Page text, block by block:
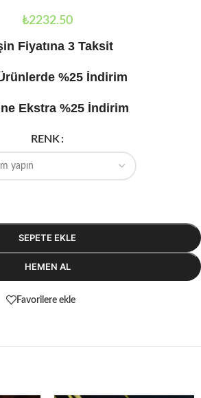
₺2232.50
Fiyatına 3 Taksit
%25 İndirim
Ekstra %25 İndirim
RENK
SEPETE EKLE
HEMEN AL
Favorilere ekle